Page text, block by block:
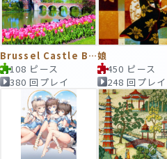
Brussel Castle Bridge
108 ピース
380 回プレイ
娘
450 ピース
248 回プレイ